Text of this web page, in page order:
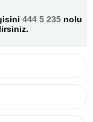
444 5 235 nolu